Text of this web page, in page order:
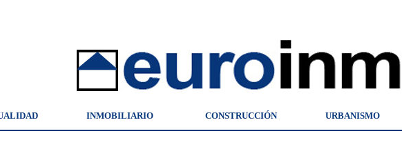
INMOBILIARIO CONSTRUCCIÓN URBANISMO